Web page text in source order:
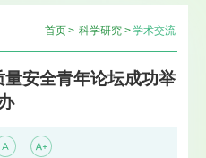
首页> 科学研究 >学术交流
安全青年论坛成功举